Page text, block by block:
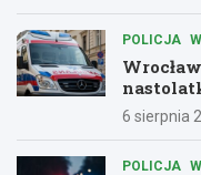
POLICJA
6 sierpnia
POLICJA